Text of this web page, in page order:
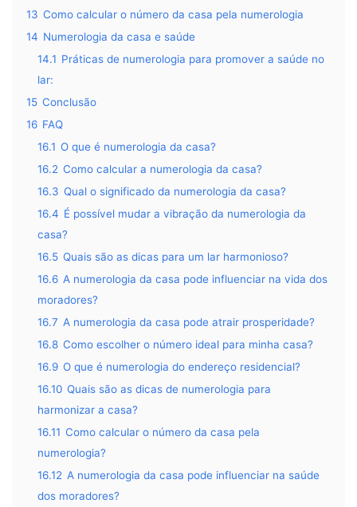
13 Como calcular o número da casa pela numerologia
14 Numerologia da casa e saúde
14.1 Práticas de numerologia para promover a saúde no
lar:
15 Conclusão
16 FAQ
16.1 O que é numerologia da casa?
16.2 Como calcular a numerologia da casa?
16.3 Qual o significado da numerologia da casa?
16.4 É possível mudar a vibração da numerologia da
casa?
16.5 Quais são as dicas para um lar harmonioso?
16.6 A numerologia da casa pode influenciar na vida dos
moradores?
16.7 A numerologia da casa pode atrair prosperidade?
16.8 Como escolher o número ideal para minha casa?
16.9 O que é numerologia do endereço residencial?
16.10 Quais são as dicas de numerologia para
harmonizar a casa?
16.11 Como calcular o número da casa pela
numerologia?
16.12 A numerologia da casa pode influenciar na saúde
dos moradores?